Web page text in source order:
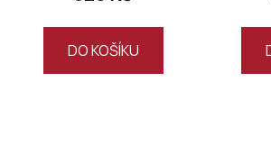
DO KOŠÍKU